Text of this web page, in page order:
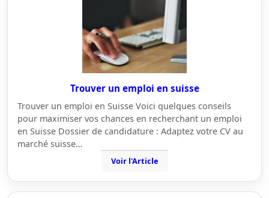
Trouver un emploi en suisse
Trouver un emploi en Suisse Voici quelques conseils
pour maximiser vos chances en recherchant un emploi
en Suisse Dossier de candidature : Adaptez votre CV au
marché suisse…
Voir l'Article